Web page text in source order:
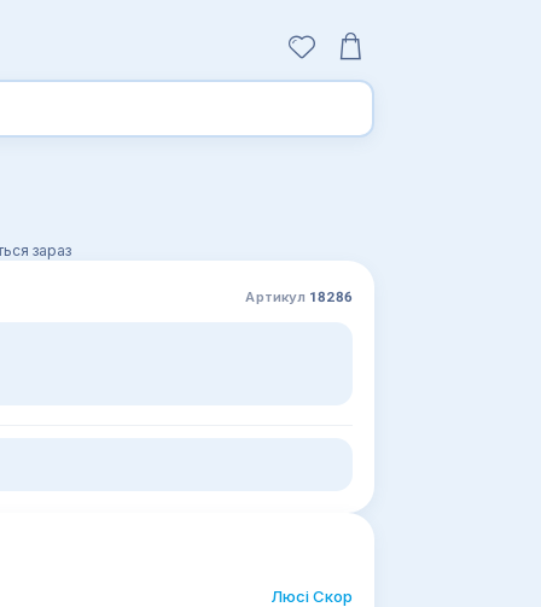
зараз
Артикул 18286
Люсі Скор